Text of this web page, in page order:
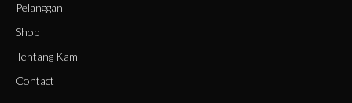
Pelanggan
Shop
Tentang Kami
Contact